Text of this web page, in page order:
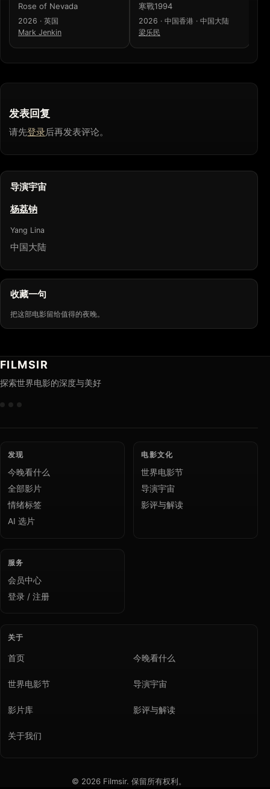
Rose of Nevada
2026 · 英国
Mark Jenkin
寒戰1994
2026 · 中国香港 · 中国大陆
梁乐民
发表回复
请先登录后再发表评论。
导演宇宙
杨荔钠
Yang Lina
中国大陆
收藏一句
把这部电影留给值得的夜晚。
FILMSIR
探索世界电影的深度与美好
发现
今晚看什么
全部影片
情绪标签
AI 选片
电影文化
世界电影节
导演宇宙
影评与解读
服务
会员中心
登录 / 注册
关于
首页 今晚看什么
世界电影节 导演宇宙
影片库 影评与解读
关于我们
© 2026 Filmsir. 保留所有权利。